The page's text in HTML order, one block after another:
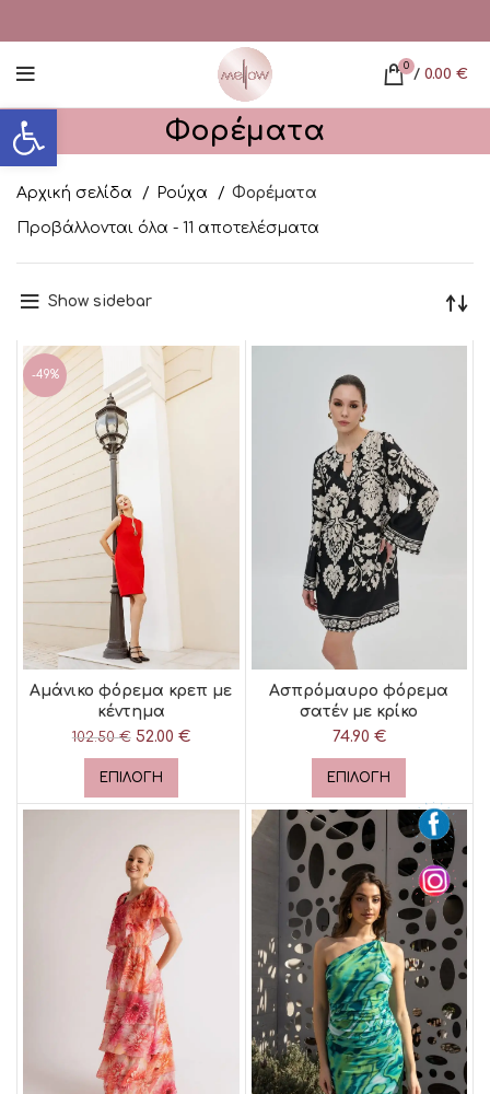
Ανοίξτε τη γραμμή εργαλείων
0
/ 0.00 €
Φορέματα
Αρχική σελίδα Ρούχα Φορέματα
Προβάλλονται όλα - 11 αποτελέσματα
Show sidebar
-49%
Αμάνικο φόρεμα κρεπ με
κέντημα
102.50€ Original price
was: 102.50 €.
52.00 €
ΕΠΙΛΟΓΉ
Ασπρόμαυρο φόρεμα
σατέν με κρίκο
74.90 €
ΕΠΙΛΟΓΉ